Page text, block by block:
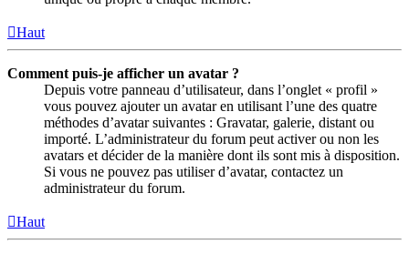
Haut
Comment puis-je afficher un avatar ?
Depuis votre panneau d’utilisateur, dans l’onglet « profil »
vous pouvez ajouter un avatar en utilisant l’une des quatre
méthodes d’avatar suivantes : Gravatar, galerie, distant ou
importé. L’administrateur du forum peut activer ou non les
avatars et décider de la manière dont ils sont mis à disposition.
Si vous ne pouvez pas utiliser d’avatar, contactez un
administrateur du forum.
Haut